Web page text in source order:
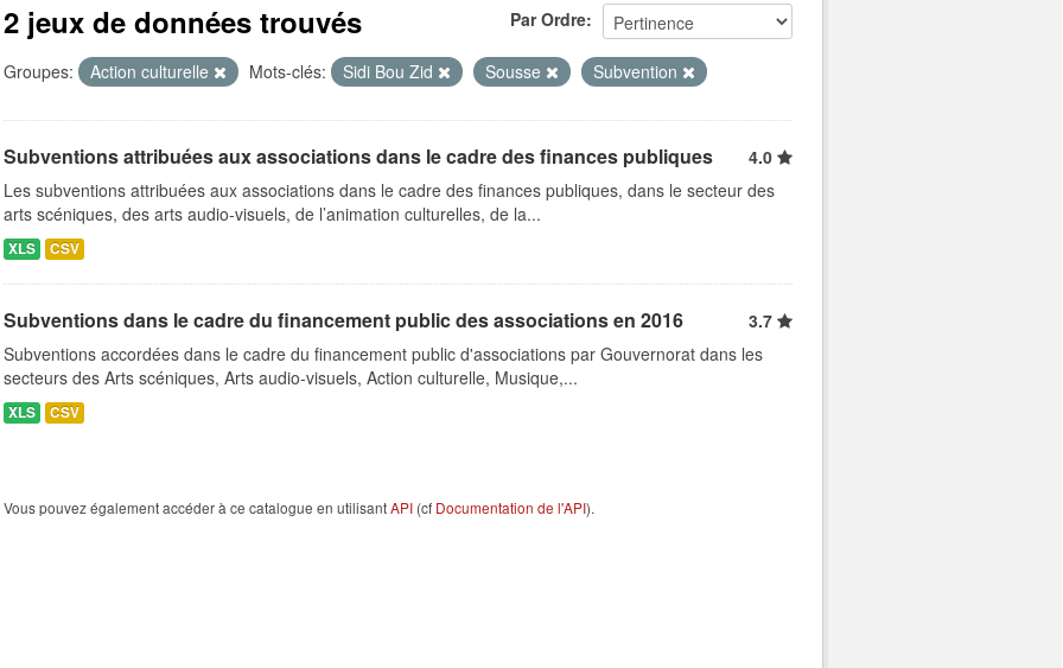
Par Ordre
2 jeux de données trouvés
Groupes: Action culturelle Mots-clés: Sidi Bou Zid Sousse Subvention
Subventions attribuées aux associations dans le cadre des finances publiques
4.0
Les subventions attribuées aux associations dans le cadre des finances publiques, dans le secteur des
arts scéniques, des arts audio-visuels, de l’animation culturelles, de la...
XLS CSV
Subventions dans le cadre du financement public des associations en 2016
3.7
Subventions accordées dans le cadre du financement public d'associations par Gouvernorat dans les
secteurs des Arts scéniques, Arts audio-visuels, Action culturelle, Musique,...
XLS CSV
Vous pouvez également accéder à ce catalogue en utilisantAPI (cf Documentation de l'API).